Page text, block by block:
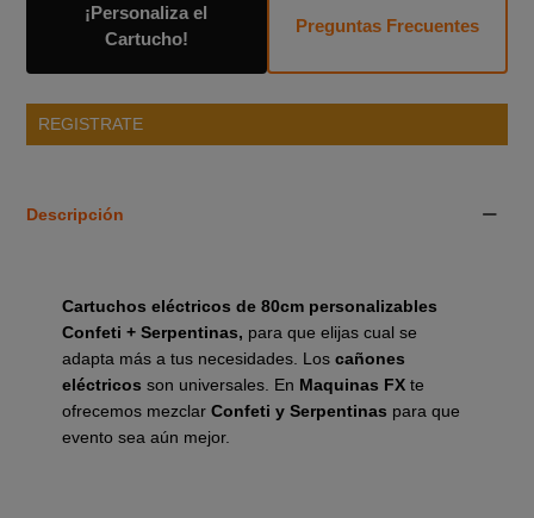
¡Personaliza el
Cartucho!
Preguntas Frecuentes
REGISTRATE
Descripción
Cartuchos eléctricos de 80cm personalizables
Confeti + Serpentinas, para que elijas cual se
adapta más a tus necesidades. Loscañones
eléctricos son universales. En Maquinas FXte
ofrecemos mezclar Confeti y Serpentinas para que
evento sea aún mejor.